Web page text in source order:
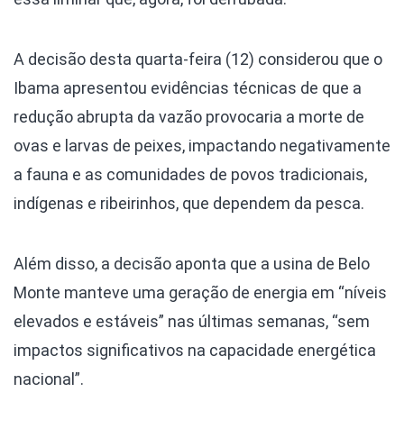
A decisão desta quarta-feira (12) considerou que o
Ibama apresentou evidências técnicas de que a
redução abrupta da vazão provocaria a morte de
ovas e larvas de peixes, impactando negativamente
a fauna e as comunidades de povos tradicionais,
indígenas e ribeirinhos, que dependem da pesca.
Além disso, a decisão aponta que a usina de Belo
Monte manteve uma geração de energia em “níveis
elevados e estáveis” nas últimas semanas, “sem
impactos significativos na capacidade energética
nacional”.